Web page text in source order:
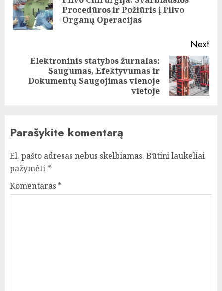
Procedūros ir Požiūris į Pilvo
Organų Operacijas
Next
post:
Elektroninis statybos žurnalas:
Saugumas, Efektyvumas ir
Dokumentų Saugojimas vienoje
vietoje
Parašykite komentarą
El. pašto adresas nebus skelbiamas. Būtini laukeliai
pažymėti *
Komentaras *